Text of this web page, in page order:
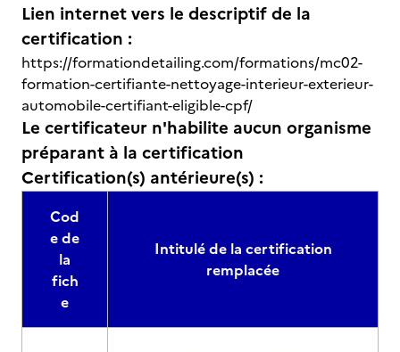
Lien internet vers le descriptif de la
certification :
https://formationdetailing.com/formations/mc02-
formation-certifiante-nettoyage-interieur-exterieur-
automobile-certifiant-eligible-cpf/
Le certificateur n'habilite aucun organisme
préparant à la certification
Certification(s) antérieure(s) :
Cod
e de
la
fich
e
Intitulé de la certification
remplacée